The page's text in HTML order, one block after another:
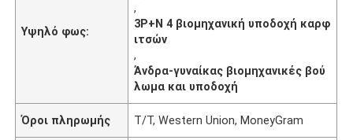
Υψηλό φως:
,
3P+N 4 βιομηχανική υποδοχή καρφ
ιτσών
,
Άνδρα-γυναίκας βιομηχανικές βού
λωμα και υποδοχή
Όροι πληρωμής T/T, Western Union, MoneyGram